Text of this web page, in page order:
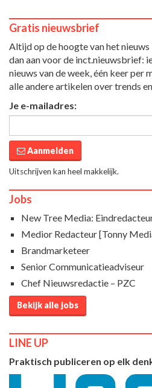
Gratis nieuwsbrief
Altijd op de hoogte van het
dan aan voor de inct.nieuwsbrief:
nieuws van de week, één keer per
alle andere artikelen over trends
Je e-mailadres:
Aanmelden
Uitschrijven kan heel makkelijk.
Jobs
New Tree Media:
Medior Redacteur [Tonny
Brandmarketeer
Senior Communicatieadviseur
Chef Nieuwsredactie – PZC
Bekijk alle jobs
LINE UP
Praktisch publiceren op elk